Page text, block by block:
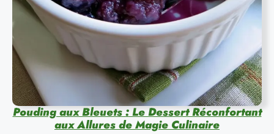
Pouding aux Bleuets : Le Dessert Réconfortant
aux Allures de Magie Culinaire